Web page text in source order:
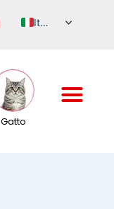
Italian
French
Gatto